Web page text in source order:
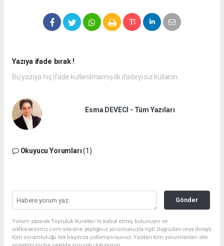
Yazıya ifade bırak !
Bu yazıya hiç ifade kullanılmamış ilk ifadeyi siz kullanın.
Esma DEVECİ - Tüm Yazıları
Okuyucu Yorumları(1)
Gönder
Yorum yazarak Topluluk Kuralları’nı kabul etmiş bulunuyor ve
silifkesesimiz.com sitesine yaptığınız yorumunuzla ilgili doğrudan veya dolaylı
tüm sorumluluğu tek başınıza üstleniyorsunuz. Yazılan tüm yorumlardan site